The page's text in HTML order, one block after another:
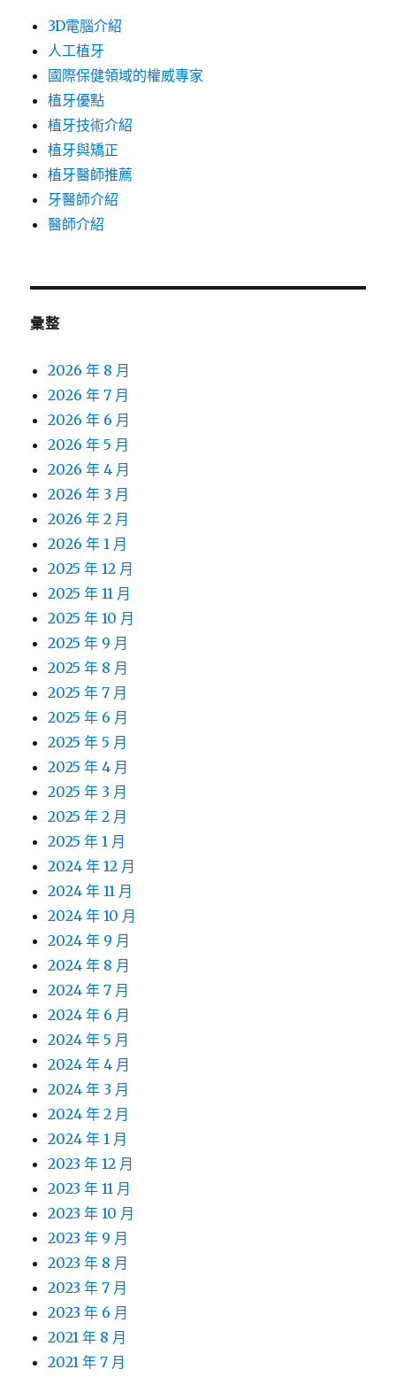
3D電腦介紹
人工植牙
國際保健領域的權威專家
植牙優點
植牙技術介紹
植牙與矯正
植牙醫師推薦
牙醫師介紹
醫師介紹
彙整
2026 年 8 月
2026 年 7 月
2026 年 6 月
2026 年 5 月
2026 年 4 月
2026 年 3 月
2026 年 2 月
2026 年 1 月
2025 年 12 月
2025 年 11 月
2025 年 10 月
2025 年 9 月
2025 年 8 月
2025 年 7 月
2025 年 6 月
2025 年 5 月
2025 年 4 月
2025 年 3 月
2025 年 2 月
2025 年 1 月
2024 年 12 月
2024 年 11 月
2024 年 10 月
2024 年 9 月
2024 年 8 月
2024 年 7 月
2024 年 6 月
2024 年 5 月
2024 年 4 月
2024 年 3 月
2024 年 2 月
2024 年 1 月
2023 年 12 月
2023 年 11 月
2023 年 10 月
2023 年 9 月
2023 年 8 月
2023 年 7 月
2023 年 6 月
2021 年 8 月
2021 年 7 月